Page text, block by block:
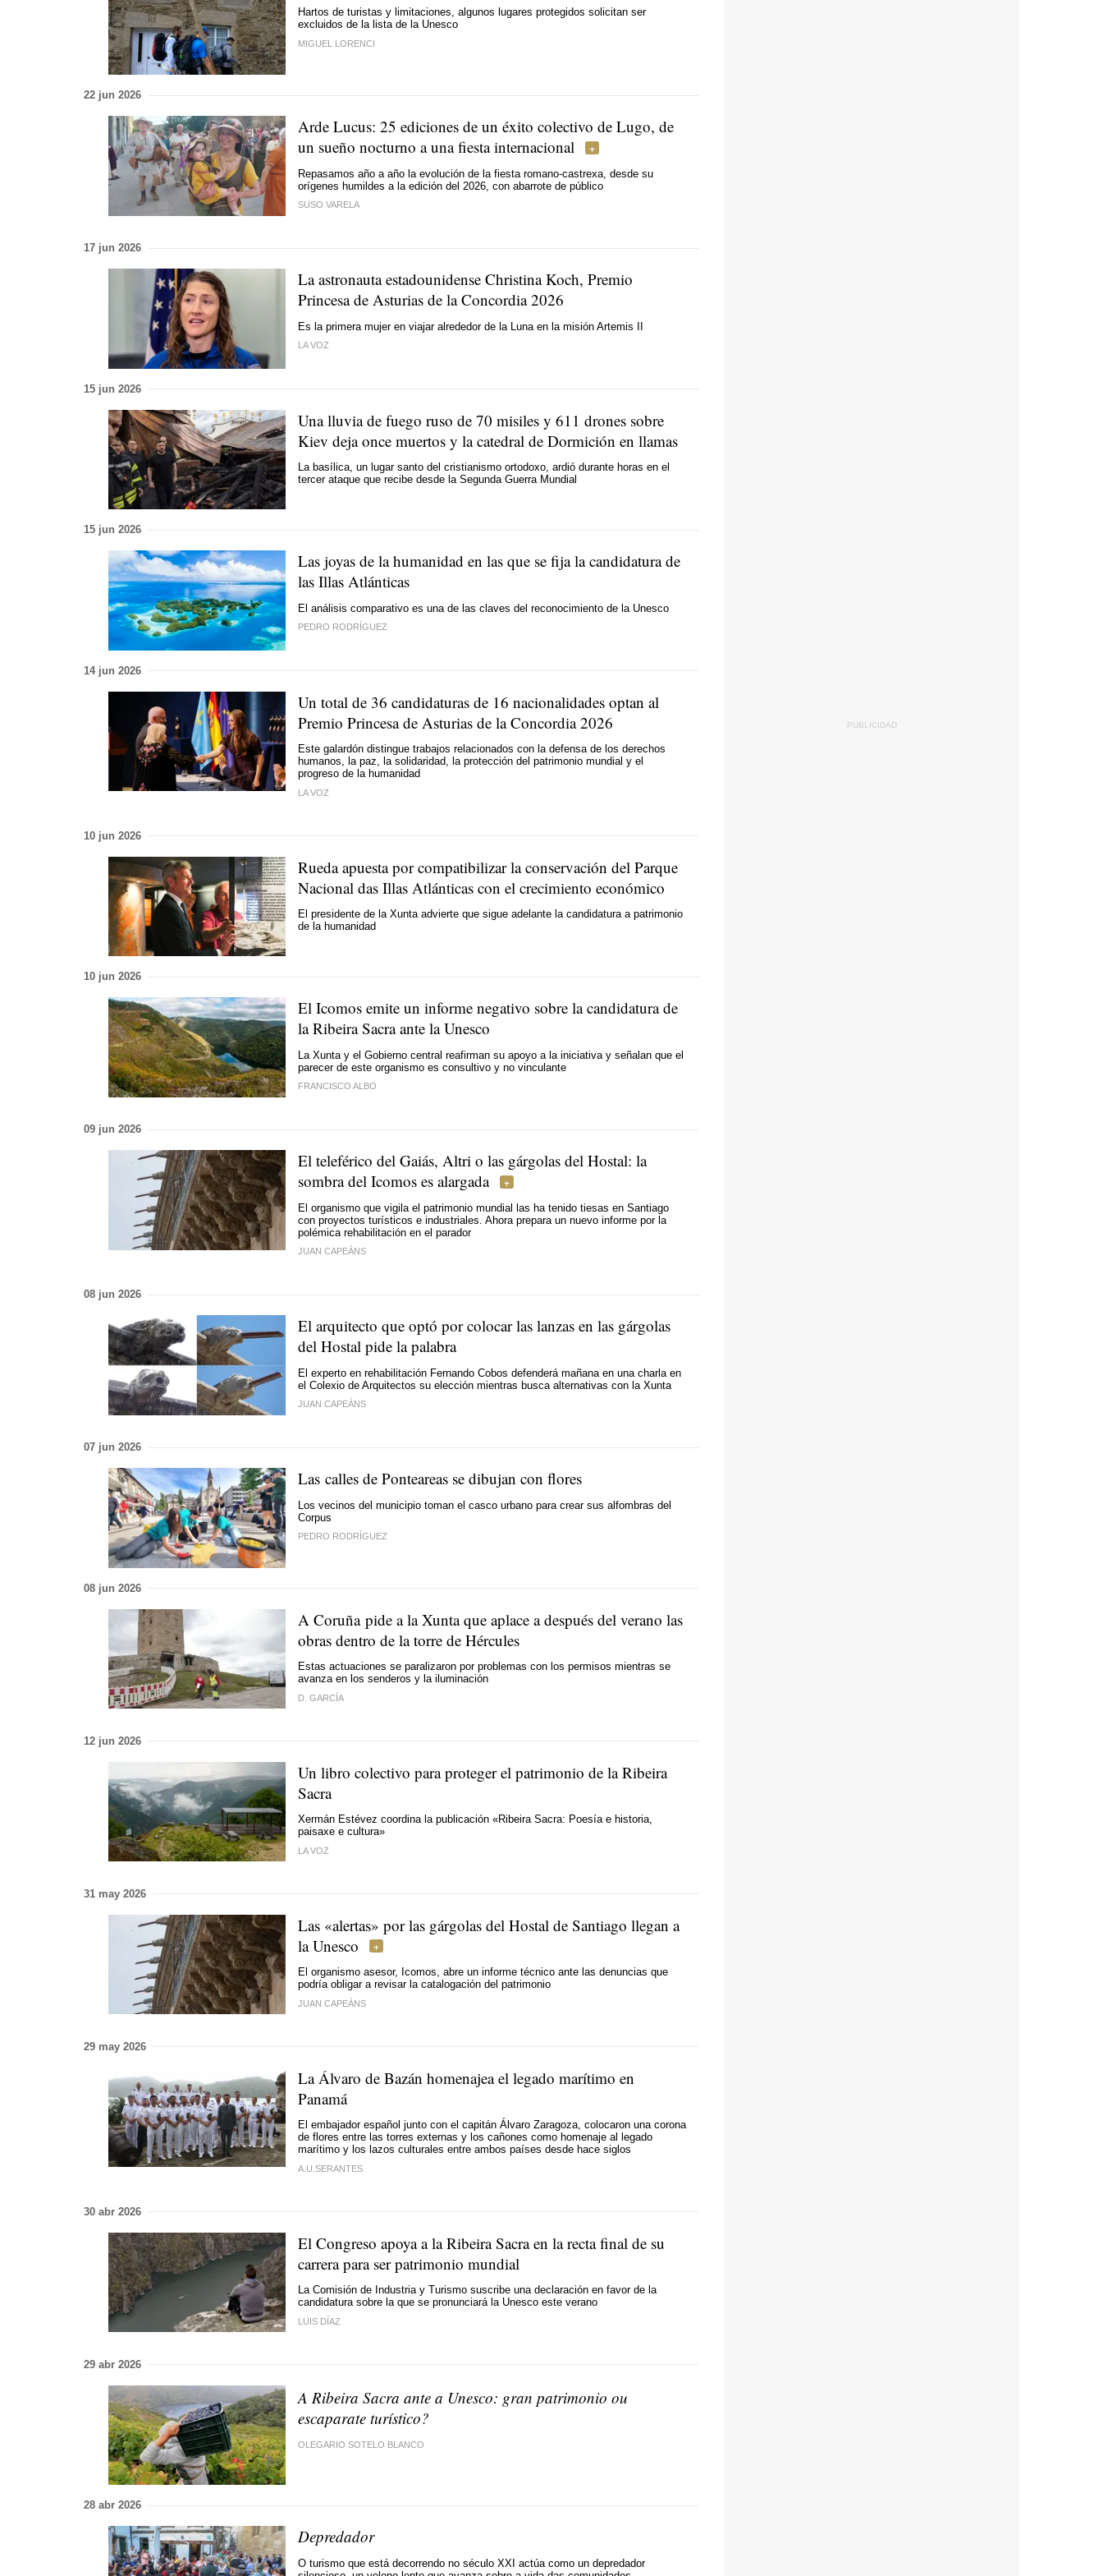
Hartos de turistas y limitaciones, algunos lugares protegidos solicitan ser
excluidos de la lista de la Unesco
MIGUEL LORENCI
22 jun 2026
Arde Lucus: 25 ediciones de un éxito colectivo de Lugo, de
un sueño nocturno a una fiesta internacional
Repasamos año a año la evolución de la fiesta romano-castrexa, desde su
orígenes humildes a la edición del 2026, con abarrote de público
SUSO VARELA
17 jun 2026
La astronauta estadounidense Christina Koch, Premio
Princesa de Asturias de la Concordia 2026
Es la primera mujer en viajar alrededor de la Luna en la misión Artemis II
LA VOZ
15 jun 2026
Una lluvia de fuego ruso de 70 misiles y 611 drones sobre
Kiev deja once muertos y la catedral de Dormición en llamas
La basílica, un lugar santo del cristianismo ortodoxo, ardió durante horas en el
tercer ataque que recibe desde la Segunda Guerra Mundial
15 jun 2026
Las joyas de la humanidad en las que se fija la candidatura de
las Illas Atlánticas
El análisis comparativo es una de las claves del reconocimiento de la Unesco
PEDRO RODRÍGUEZ
14 jun 2026
Un total de 36 candidaturas de 16 nacionalidades optan al
Premio Princesa de Asturias de la Concordia 2026
Este galardón distingue trabajos relacionados con la defensa de los derechos
humanos, la paz, la solidaridad, la protección del patrimonio mundial y el
progreso de la humanidad
LA VOZ
10 jun 2026
Rueda apuesta por compatibilizar la conservación del Parque
Nacional das Illas Atlánticas con el crecimiento económico
El presidente de la Xunta advierte que sigue adelante la candidatura a patrimonio
de la humanidad
10 jun 2026
El Icomos emite un informe negativo sobre la candidatura de
la Ribeira Sacra ante la Unesco
La Xunta y el Gobierno central reafirman su apoyo a la iniciativa y señalan que el
parecer de este organismo es consultivo y no vinculante
FRANCISCO ALBO
09 jun 2026
El teleférico del Gaiás, Altri o las gárgolas del Hostal: la
sombra del Icomos es alargada
El organismo que vigila el patrimonio mundial las ha tenido tiesas en Santiago
con proyectos turísticos e industriales. Ahora prepara un nuevo informe por la
polémica rehabilitación en el parador
JUAN CAPEÁNS
08 jun 2026
El arquitecto que optó por colocar las lanzas en las gárgolas
del Hostal pide la palabra
El experto en rehabilitación Fernando Cobos defenderá mañana en una charla en
el Colexio de Arquitectos su elección mientras busca alternativas con la Xunta
JUAN CAPEÁNS
07 jun 2026
Las calles de Ponteareas se dibujan con flores
Los vecinos del municipio toman el casco urbano para crear sus alfombras del
Corpus
PEDRO RODRÍGUEZ
08 jun 2026
A Coruña pide a la Xunta que aplace a después del verano las
obras dentro de la torre de Hércules
Estas actuaciones se paralizaron por problemas con los permisos mientras se
avanza en los senderos y la iluminación
D. GARCÍA
12 jun 2026
Un libro colectivo para proteger el patrimonio de la Ribeira
Sacra
Xermán Estévez coordina la publicación «Ribeira Sacra: Poesía e historia,
paisaxe e cultura»
LA VOZ
31 may 2026
Las «alertas» por las gárgolas del Hostal de Santiago llegan a
la Unesco
El organismo asesor, Icomos, abre un informe técnico ante las denuncias que
podría obligar a revisar la catalogación del patrimonio
JUAN CAPEÁNS
29 may 2026
La Álvaro de Bazán homenajea el legado marítimo en
Panamá
El embajador español junto con el capitán Álvaro Zaragoza, colocaron una corona
de flores entre las torres externas y los cañones como homenaje al legado
marítimo y los lazos culturales entre ambos países desde hace siglos
A.U.SERANTES
30 abr 2026
El Congreso apoya a la Ribeira Sacra en la recta final de su
carrera para ser patrimonio mundial
La Comisión de Industria y Turismo suscribe una declaración en favor de la
candidatura sobre la que se pronunciará la Unesco este verano
LUIS DÍAZ
29 abr 2026
A Ribeira Sacra ante a Unesco: gran patrimonio ou
escaparate turístico?
OLEGARIO SOTELO BLANCO
28 abr 2026
Depredador
O turismo que está decorrendo no século XXI actúa como un depredador